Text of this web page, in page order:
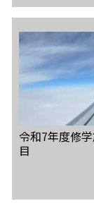
令和7年度修
目